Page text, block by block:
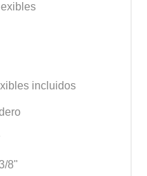
incluidos
8"